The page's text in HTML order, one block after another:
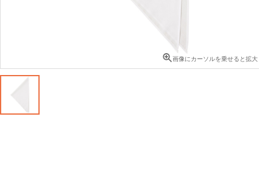
画像にカーソルを乗せると拡大